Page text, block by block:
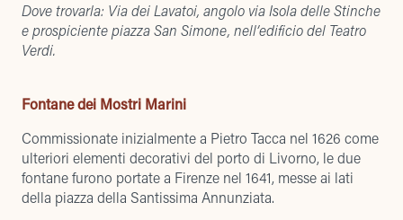
Dove trovarla: Via dei Lavatoi, angolo via Isola delle Stinche
e prospiciente piazza San Simone, nell’edificio del Teatro
Verdi.
Fontane dei Mostri Marini
Commissionate inizialmente a Pietro Tacca nel 1626 come
ulteriori elementi decorativi del porto di Livorno, le due
fontane furono portate a Firenze nel 1641, messe ai lati
della piazza della Santissima Annunziata.